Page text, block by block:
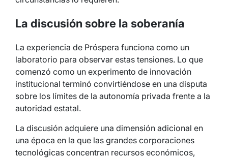
La discusión sobre la soberanía
La experiencia de Próspera funciona como un
laboratorio para observar estas tensiones. Lo que
comenzó como un experimento de innovación
institucional terminó convirtiéndose en una disputa
sobre los límites de la autonomía privada frente a la
autoridad estatal.
La discusión adquiere una dimensión adicional en
una época en la que las grandes corporaciones
tecnológicas concentran recursos económicos,